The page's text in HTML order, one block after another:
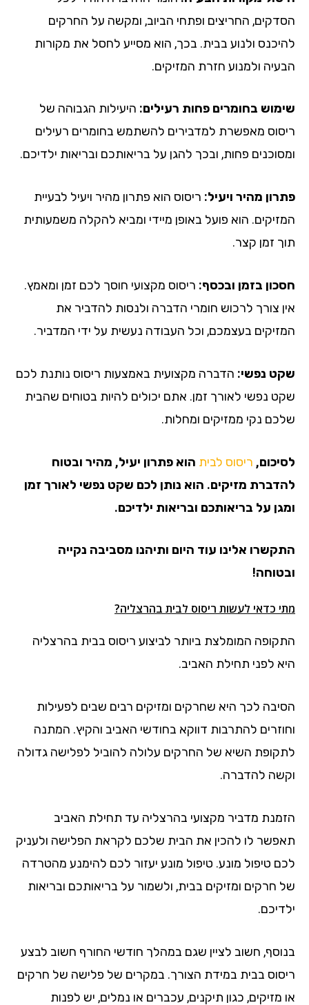
הסדקים, החריצים ופתחי הביוב, ומקשה על החרקים
להיכנס ולנוע בבית. בכך, הוא מסייע לחסל את מקורות
הבעיה ולמנוע חזרת המזיקים.
שימוש בחומרים פחות רעילים: היעילות הגבוהה של
ריסוס מאפשרת למדבירים להשתמש בחומרים רעילים
ומסוכנים פחות, ובכך להגן על בריאותכם ובריאות ילדיכם.
פתרון מהיר ויעיל: ריסוס הוא פתרון מהיר ויעיל לבעיית
המזיקים. הוא פועל באופן מיידי ומביא להקלה משמעותית
תוך זמן קצר.
חסכון בזמן ובכסף: ריסוס מקצועי חוסך לכם זמן ומאמץ.
אין צורך לרכוש חומרי הדברה ולנסות להדביר את
המזיקים בעצמכם, וכל העבודה נעשית על ידי המדביר.
שקט נפשי: הדברה מקצועית באמצעות ריסוס נותנת לכם
שקט נפשי לאורך זמן. אתם יכולים להיות בטוחים שהבית
שלכם נקי ממזיקים ומחלות.
לסיכום, ריסוס לבית הוא פתרון יעיל, מהיר ובטוח
להדברת מזיקים. הוא נותן לכם שקט נפשי לאורך זמן
ומגן על בריאותכם ובריאות ילדיכם.
התקשרו אלינו עוד היום ותיהנו מסביבה נקייה
ובטוחה!
מתי כדאי לעשות ריסוס לבית בהרצליה?
התקופה המומלצת ביותר לביצוע ריסוס בבית בהרצליה
היא לפני תחילת האביב.
הסיבה לכך היא שחרקים ומזיקים רבים שבים לפעילות
וחוזרים להתרבות דווקא בחודשי האביב והקיץ. המתנה
לתקופת השיא של החרקים עלולה להוביל לפלישה גדולה
וקשה להדברה.
הזמנת מדביר מקצועי בהרצליה עד תחילת האביב
תאפשר לו להכין את הבית שלכם לקראת הפלישה ולעניק
לכם טיפול מונע. טיפול מונע יעזור לכם להימנע מהטרדה
של חרקים ומזיקים בבית, ולשמור על בריאותכם ובריאות
ילדיכם.
בנוסף, חשוב לציין שגם במהלך חודשי החורף חשוב לבצע
ריסוס בבית במידת הצורך. במקרים של פלישה של חרקים
או מזיקים, כגון תיקנים, עכברים או נמלים, יש לפנות